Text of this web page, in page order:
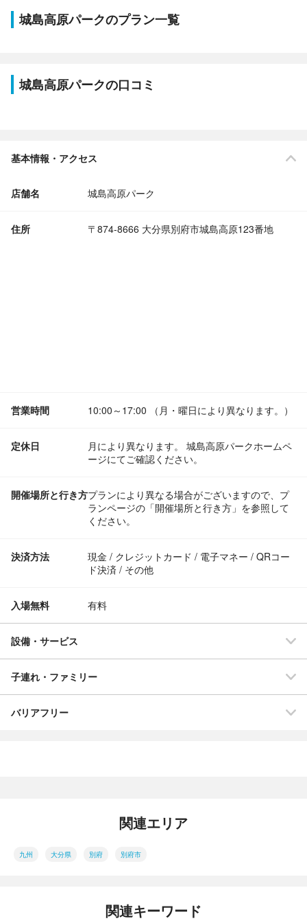
城島高原パークのプラン一覧
城島高原パークの口コミ
基本情報・アクセス
店舗名 城島高原パーク
住所 〒874-8666 大分県別府市城島高原123番地
営業時間 10:00～17:00 （月・曜日により異なります。）
定休日
月により異なります。 城島高原パークホームペ
ージにてご確認ください。
開催場所と行き方プランにより異なる場合がございますので、プ
ランページの「開催場所と行き方」を参照して
ください。
決済方法
現金 / クレジットカード / 電子マネー / QRコー
ド決済 / その他
入場無料 有料
設備・サービス
子連れ・ファミリー
バリアフリー
関連エリア
九州 大分県 別府 別府市
関連キーワード